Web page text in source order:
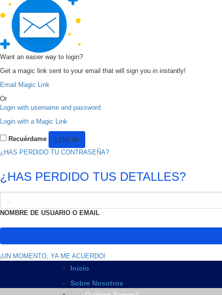
Want an easier way to login?
Get a magic link sent to your email that will sign you in instantly!
Email Magic Link
Or
Login with username and password
Login with a Magic Link
Recuérdame
¿HAS PERDIDO TU CONTRASEÑA?
¿HAS PERDIDO TUS DETALLES?
NOMBRE DE USUARIO O EMAIL
¡UN MOMENTO, YA ME ACUERDO!
Inicio
Sobre Nosotros